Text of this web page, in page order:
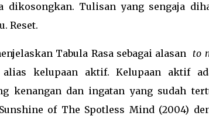
dikosongkan. Tulisan yang sengaja
Reset.
Tabula Rasa sebagai alasan to
alias kelupaan aktif. Kelupaan aktif
kenangan dan ingatan yang sudah
of The Spotless Mind (2004)